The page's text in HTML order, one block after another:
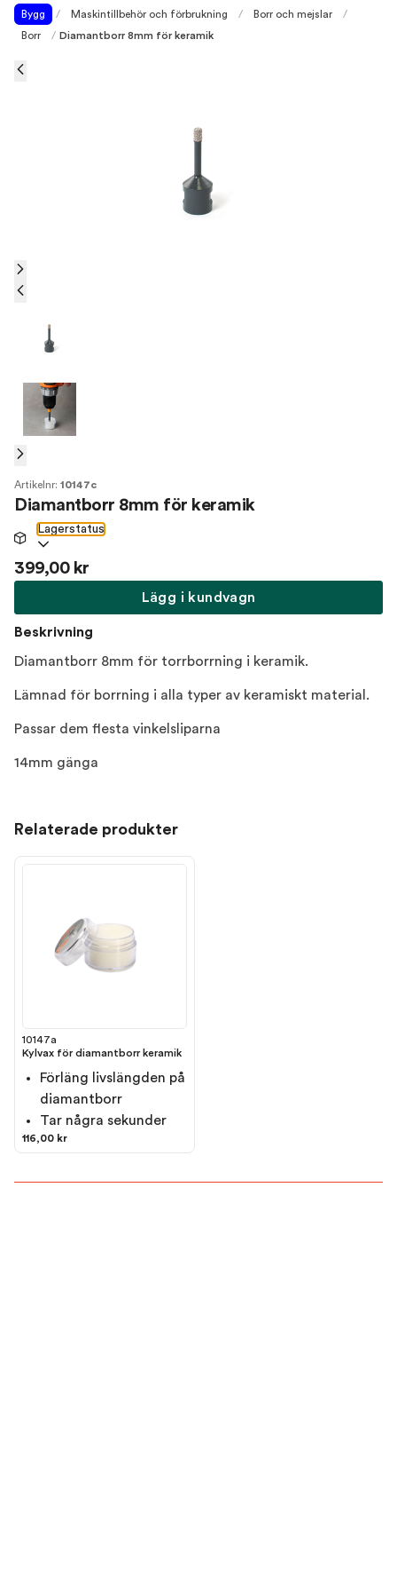
Bygg / Maskintillbehör och förbrukning / Borr och mejslar
/
Borr
/ Diamantborr 8mm för keramik
Artikelnr: 10147c
Diamantborr 8mm för keramik
Lagerstatus
399,00 kr
Lägg i kundvagn
Beskrivning
Diamantborr 8mm för torrborrning i keramik.
Lämnad för borrning i alla typer av keramiskt material.
Passar dem flesta vinkelsliparna
14mm gänga
Relaterade produkter
10147a
Kylvax för diamantborr keramik
Förläng livslängden på
diamantborr
Tar några sekunder
116,00 kr